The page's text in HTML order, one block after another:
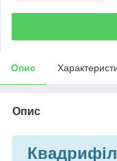
Опис
Опис